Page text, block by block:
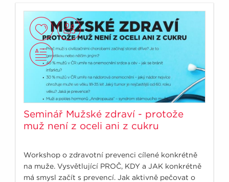
Seminář Mužské zdraví - protože
muž není z oceli ani z cukru
Workshop o zdravotní prevenci cílené konkrétně
na muže. Vysvětlující PROČ, KDY a JAK konkrétně
má smysl začít s prevencí. Jak aktivně pečovat o